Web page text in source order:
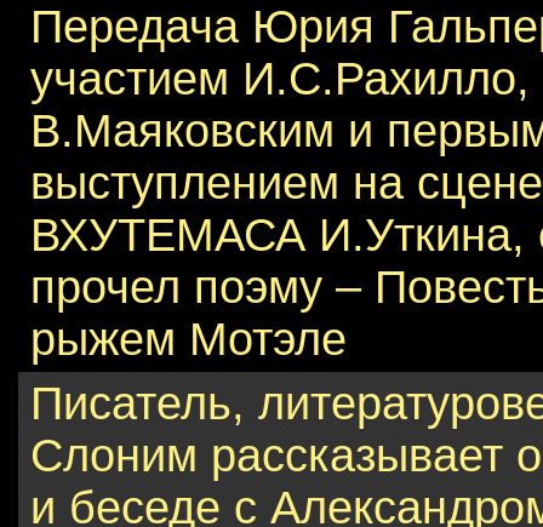
Передача Юрия
участием И.С.Рахилло,
В.Маяковским и
выступлением на сцене
ВХУТЕМАСА И.Уткина,
прочел поэму –
рыжем Мотэле
Писатель,
Слоним рассказывает
и беседе с